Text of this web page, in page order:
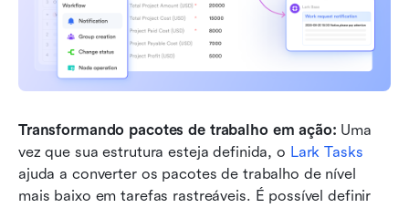
Transformando pacotes de trabalho em ação: Uma
vez que sua estrutura esteja definida, o Lark Tasks
ajuda a converter os pacotes de trabalho de nível
mais baixo em tarefas rastreáveis. É possível definir